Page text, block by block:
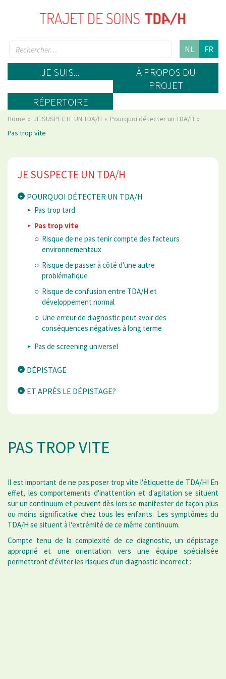
NL FR
JE SUIS...
À PROPOS DU
PROJET
RÉPERTOIRE
Home JE SUSPECTE UN TDA/H
Pourquoi détecter un TDA/H
Pas trop vite
JE SUSPECTE UN TDA/H
POURQUOI DÉTECTER UN TDA/H
Pas trop tard
Pas trop vite
Risque de ne pas tenir compte des facteurs
environnementaux
Risque de passer à côté d'une autre
problématique
Risque de confusion entre TDA/H et
développement normal
Une erreur de diagnostic peut avoir des
conséquences négatives à long terme
Pas de screening universel
DÉPISTAGE
ET APRÈS LE DÉPISTAGE?
PAS TROP VITE
Il est important de ne pas poser trop vite l'étiquette de TDA/H! En
effet, les comportements d'inattention et d'agitation se situent
sur un continuum et peuvent dès lors se manifester de façon plus
ou moins significative chez tous les enfants. Les symptômes du
TDA/H se situent à l'extrémité de ce même continuum.
Compte tenu de la complexité de ce diagnostic, un dépistage
approprié et une orientation vers une équipe spécialisée
permettront d'éviter les risques d'un diagnostic incorrect :